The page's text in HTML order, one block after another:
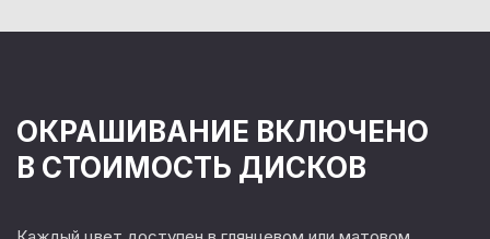
ОКРАШИВАНИЕ ВКЛЮЧЕНО
В СТОИМОСТЬ ДИСКОВ